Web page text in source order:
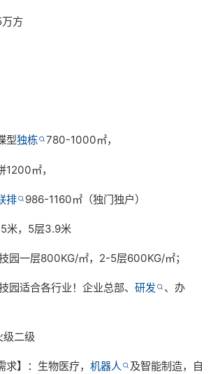
万方
型独栋 780-1000㎡，
1200㎡，
排 986-1160㎡（独门独户）
米，5层3.9米
园一层800KG/㎡，2-5层600KG/㎡；
园适合各行业！企业总部、研发
、办
级二级
求】：生物医疗，机器人
及智能制造，自